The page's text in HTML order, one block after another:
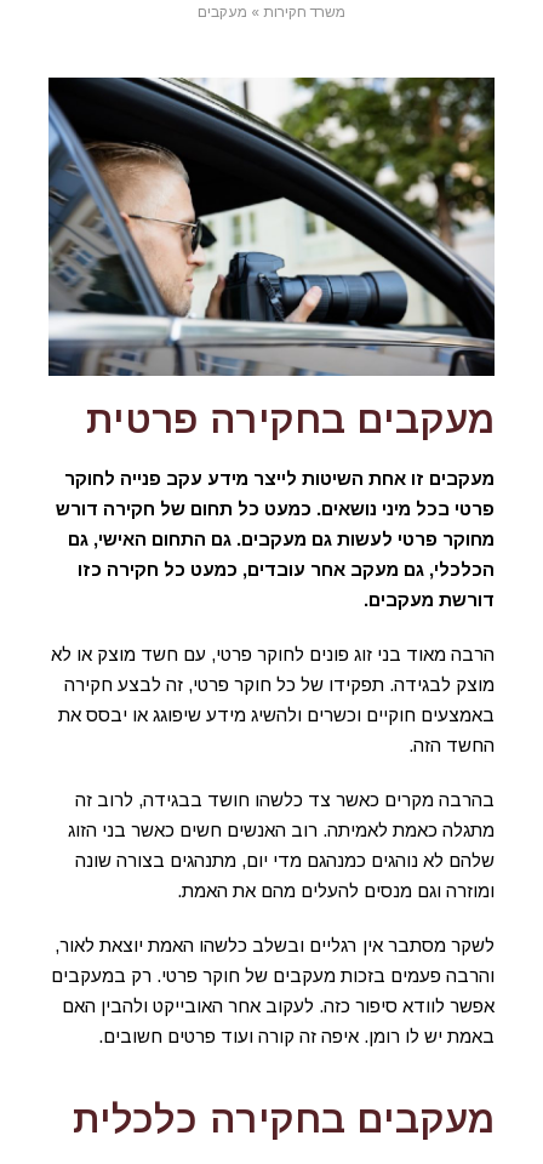
משרד חקירות » מעקבים
מעקבים בחקירה פרטית
מעקבים זו אחת השיטות לייצר מידע עקב פנייה לחוקר
פרטי בכל מיני נושאים. כמעט כל תחום של חקירה דורש
מחוקר פרטי לעשות גם מעקבים. גם התחום האישי, גם
הכלכלי, גם מעקב אחר עובדים, כמעט כל חקירה כזו
דורשת מעקבים.
הרבה מאוד בני זוג פונים לחוקר פרטי, עם חשד מוצק או לא
מוצק לבגידה. תפקידו של כל חוקר פרטי, זה לבצע חקירה
באמצעים חוקיים וכשרים ולהשיג מידע שיפוגג או יבסס את
החשד הזה.
בהרבה מקרים כאשר צד כלשהו חושד בבגידה, לרוב זה
מתגלה כאמת לאמיתה. רוב האנשים חשים כאשר בני הזוג
שלהם לא נוהגים כמנהגם מדי יום, מתנהגים בצורה שונה
ומוזרה וגם מנסים להעלים מהם את האמת.
לשקר מסתבר אין רגליים ובשלב כלשהו האמת יוצאת לאור,
והרבה פעמים בזכות מעקבים של חוקר פרטי. רק במעקבים
אפשר לוודא סיפור כזה. לעקוב אחר האובייקט ולהבין האם
באמת יש לו רומן. איפה זה קורה ועוד פרטים חשובים.
מעקבים בחקירה כלכלית